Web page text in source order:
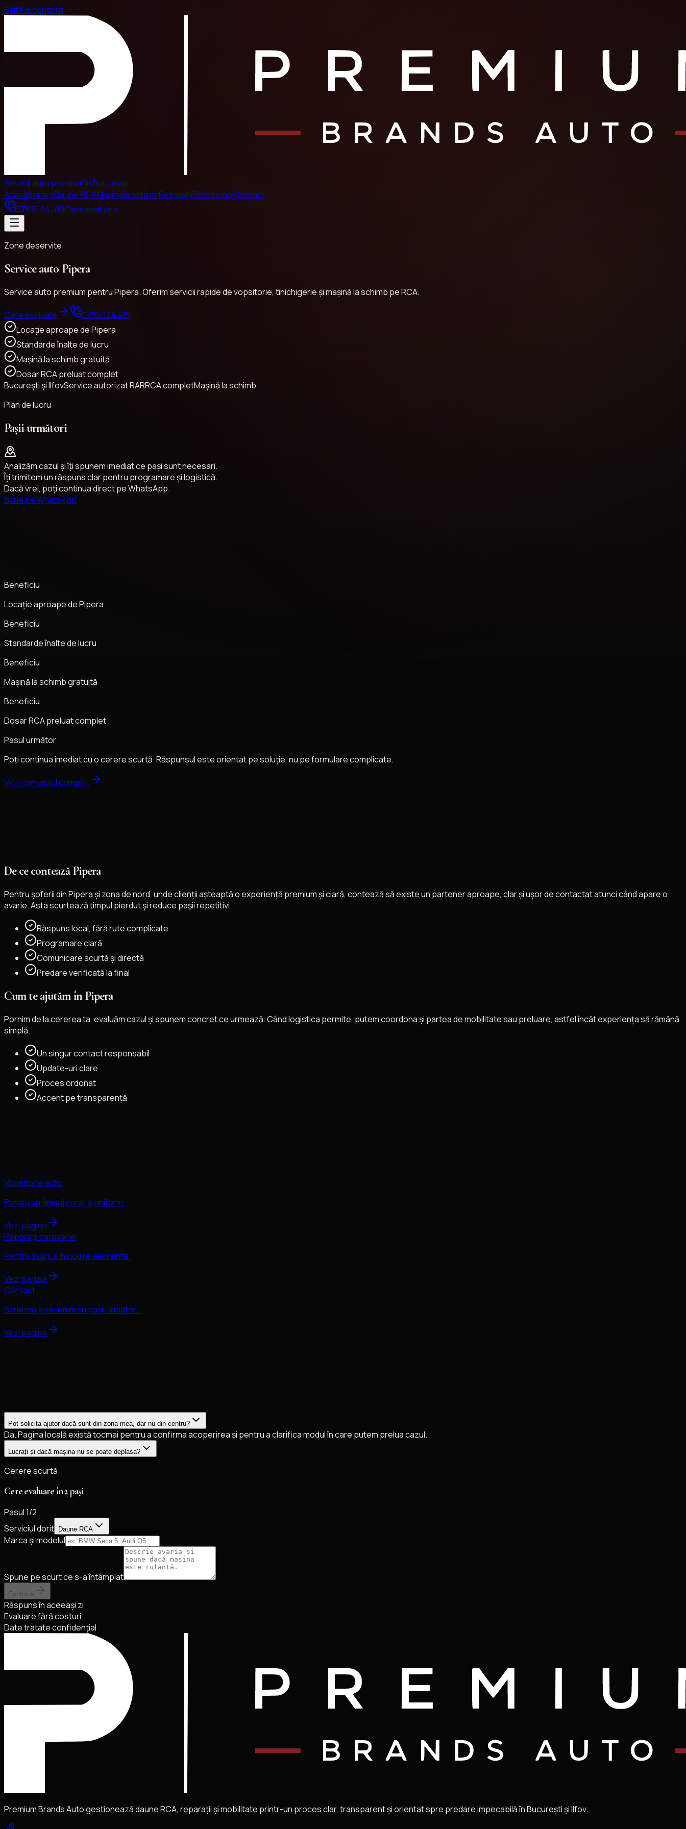
Saltă la conținut
Servicii auto premium în București
AcasăServiciiDaune RCAMașină la schimbReparațiiDespre noiContact
0765 124 419Cere evaluare
Zone deservite
Service auto Pipera
Service auto premium pentru Pipera. Oferim servicii rapide de vopsitorie, tinichigerie și mașină la schimb pe RCA.
Cere evaluare
0765 124 419
Locație aproape de Pipera
Standarde înalte de lucru
Mașină la schimb gratuită
Dosar RCA preluat complet
București și IlfovService autorizat RARRCA completMașină la schimb
Plan de lucru
Pașii următori
Analizăm cazul și îți spunem imediat ce pași sunt necesari.
Îți trimitem un răspuns clar pentru programare și logistică.
Dacă vrei, poți continua direct pe WhatsApp.
Scrie pe WhatsApp
Beneficiu
Locație aproape de Pipera
Beneficiu
Standarde înalte de lucru
Beneficiu
Mașină la schimb gratuită
Beneficiu
Dosar RCA preluat complet
Pasul următor
Poți continua imediat cu o cerere scurtă. Răspunsul este orientat pe soluție, nu pe formulare complicate.
Vezi contactul complet
De ce contează Pipera
Pentru șoferii din Pipera și zona de nord, unde clienții așteaptă o experiență premium și clară, contează să existe un partener aproape, clar și ușor de contactat atunci când apare o
avarie. Asta scurtează timpul pierdut și reduce pașii repetitivi.
Răspuns local, fără rute complicate
Programare clară
Comunicare scurtă și directă
Predare verificată la final
Cum te ajutăm în Pipera
Pornim de la cererea ta, evaluăm cazul și spunem concret ce urmează. Când logistica permite, putem coordona și partea de mobilitate sau preluare, astfel încât experiența să rămână
simplă.
Un singur contact responsabil
Update-uri clare
Proces ordonat
Accent pe transparență
Vopsitorie auto
Pentru un finisaj curat și uniform.
Vezi pagina
Reparații caroserie
Pentru avarii și înlocuire elemente.
Vezi pagina
Contact
Scrie-ne și revenim cu pașii următori.
Vezi pagina
Pot solicita ajutor dacă sunt din zona mea, dar nu din centru?
Da. Pagina locală există tocmai pentru a confirma acoperirea și pentru a clarifica modul în care putem prelua cazul.
Lucrați și dacă mașina nu se poate deplasa?
Cerere scurtă
Cere evaluare în 2 pași
Pasul1/2
Serviciul dorit
Daune RCA
Marca și modelul
Spune pe scurt ce s-a întâmplat
Continuă
Răspuns în aceeași zi
Evaluare fără costuri
Date tratate confidențial
Premium Brands Auto gestionează daune RCA, reparații și mobilitate printr-un proces clar, transparent și orientat spre predare impecabilă în București și Ilfov.